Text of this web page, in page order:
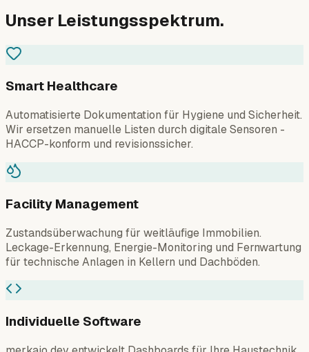
Unser Leistungsspektrum.
Smart Healthcare
Automatisierte Dokumentation für Hygiene und Sicherheit.
Wir ersetzen manuelle Listen durch digitale Sensoren -
HACCP-konform und revisionssicher.
Facility Management
Zustandsüberwachung für weitläufige Immobilien.
Leckage-Erkennung, Energie-Monitoring und Fernwartung
für technische Anlagen in Kellern und Dachböden.
Individuelle Software